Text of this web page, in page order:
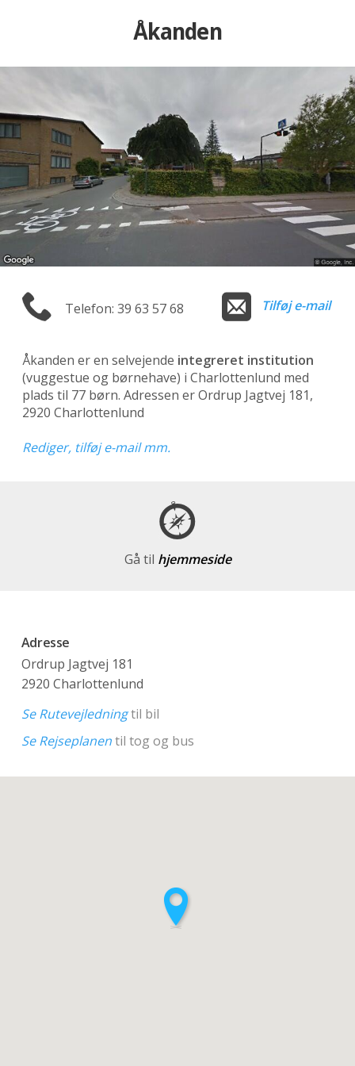
Åkanden
Telefon: 39 63 57 68 Tilføj e-mail
Åkanden er en selvejende integreret institution
(vuggestue og børnehave) i Charlottenlund med
plads til 77 børn. Adressen er Ordrup Jagtvej 181,
2920 Charlottenlund
Rediger, tilføj e-mail mm.
Gå til hjemmeside
Adresse
Ordrup Jagtvej 181
2920 Charlottenlund
Se Rutevejledningtil bil
Se Rejseplanentil tog og bus